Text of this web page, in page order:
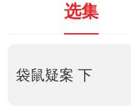
选集
袋鼠疑案 下